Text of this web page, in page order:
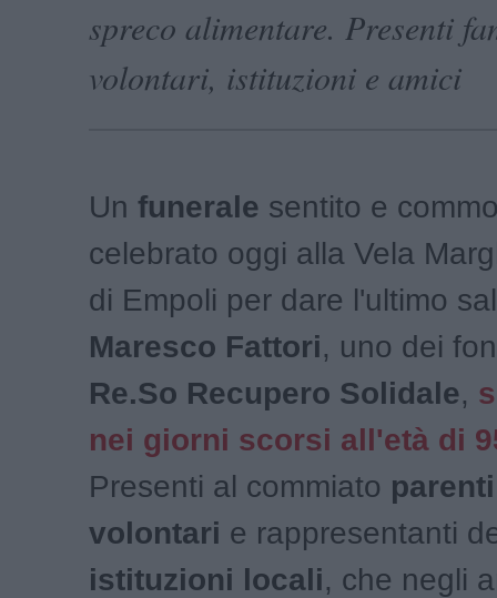
spreco alimentare. Presenti
volontari, istituzioni e amici
Un funerale sentito e
celebrato oggi alla Vela
di Empoli per dare l'ultimo
Maresco Fattori, uno dei
Re.So Recupero Solidale,
nei giorni scorsi all'età di
Presenti al commiato parenti
volontari e rappresentanti
istituzioni locali, che negli